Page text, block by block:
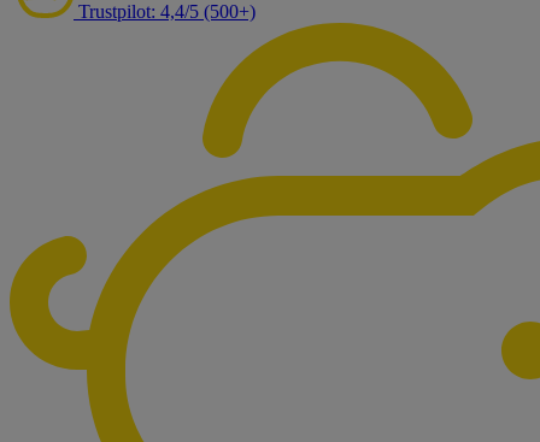
Trustpilot: 4,4/5 (500+)